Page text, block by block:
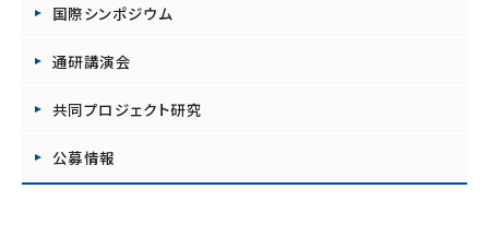
国際シンポジウム
通研講演会
共同プロジェクト研究
公募情報